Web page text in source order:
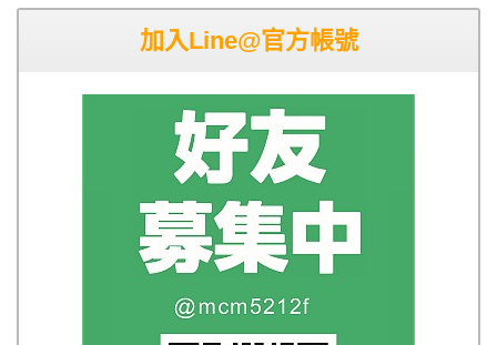
加入Line@官方帳號